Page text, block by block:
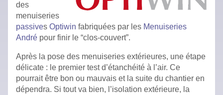
des
menuiseries
passives Optiwin fabriquées par les Menuiseries
André pour finir le “clos-couvert”.
Après la pose des menuiseries extérieures, une étape
délicate : le premier test d’étanchéité à l’air. Ce
pourrait être bon ou mauvais et la suite du chantier en
dépendra. Si tout va bien, l’isolation extérieure, la